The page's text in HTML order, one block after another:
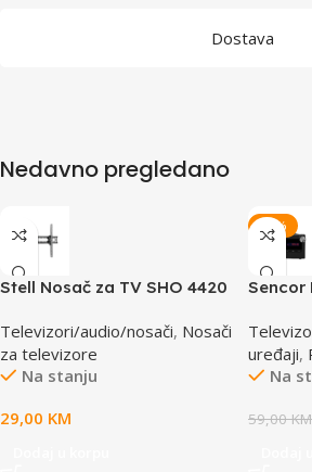
Dostava
Nedavno pregledano
Stell Nosač za TV SHO 4420
Televizori/audio/nosači, Nosači
za televizore
Na stanju
29,00 KM
-15%
Sencor
uređaji,
Na
59,00KM